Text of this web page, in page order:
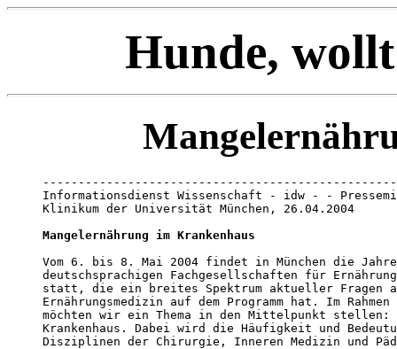
Hunde,
Informationsdienst Wissenschaft - idw - -
Klinikum der Universität München, 26.04.2004
Mangelernährung im Krankenhaus
Vom 6. bis 8. Mai 2004 findet in München die
deutschsprachigen Fachgesellschaften für
statt, die ein breites Spektrum aktueller Fragen
Ernährungsmedizin auf dem Programm hat. Im
möchten wir ein Thema in den Mittelpunkt stellen:
Krankenhaus. Dabei wird die Häufigkeit und
Disziplinen der Chirurgie, Inneren Medizin und